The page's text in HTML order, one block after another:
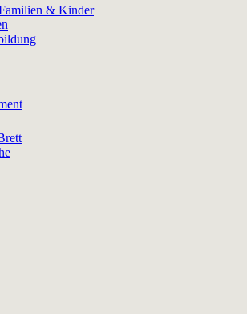
& Kinder